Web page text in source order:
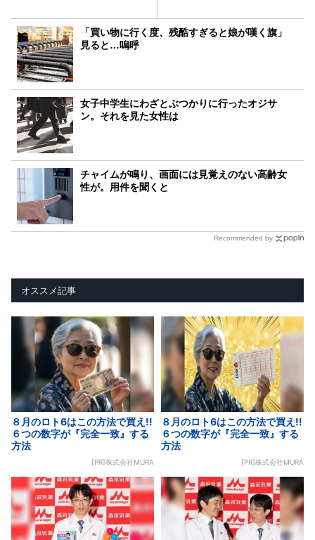
「買い物に行く度、残酷すぎると娘が嘆く旗」
見ると…嗚呼
女子中学生にわざとぶつかりに行ったオジサ
ン。それを見た女性は
チャイムが鳴り、画面には見覚えのない高齢女
性が。用件を聞くと
Recommended by
オススメ記事
８月のロト6はこの方法で買え!!
６つの数字が『完全一致』する
方法
[PR]株式会社MURA
８月のロト6はこの方法で買え!!
６つの数字が『完全一致』する
方法
[PR]株式会社MURA